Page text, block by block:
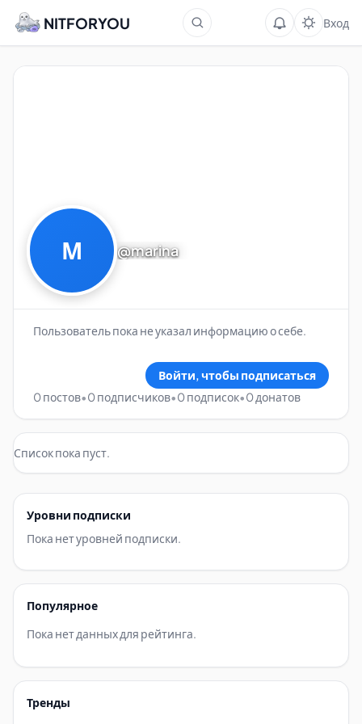
NITFORYOU Вход
М @marina
Пользователь пока не указал информацию о себе.
Войти, чтобы подписаться
0 постов•0 подписчиков•0 подписок•0 донатов
Список пока пуст.
Уровни подписки
Пока нет уровней подписки.
Популярное
Пока нет данных для рейтинга.
Тренды